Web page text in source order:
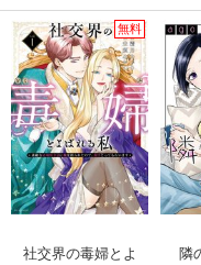
無料
社交界の毒婦とよ
隣